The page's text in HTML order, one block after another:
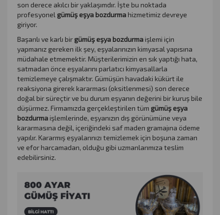
son derece akılcı bir yaklaşımdır. İşte bu noktada
profesyonel gümüş eşya bozdurmahizmetimiz devreye
giriyor.
Başarılı ve karlı bir gümüş eşya bozdurmaişlemi için
yapmanız gereken ilk şey, eşyalarınızın kimyasal yapısına
müdahale etmemektir. Müşterilerimizin en sık yaptığı hata,
satmadan önce eşyalarını parlatıcı kimyasallarla
temizlemeye çalışmaktır. Gümüşün havadaki kükürt ile
reaksiyona girerek kararması (oksitlenmesi) son derece
doğal bir süreçtir ve bu durum eşyanın değerini bir kuruş bile
düşürmez. Firmamızda gerçekleştirilen tüm gümüş eşya
bozdurmaişlemlerinde, eşyanızın dış görünümüne veya
kararmasına değil, içeriğindeki saf maden gramajına ödeme
yapılır. Kararmış eşyalarınızı temizlemek için boşuna zaman
ve efor harcamadan, olduğu gibi uzmanlarımıza teslim
edebilirsiniz.